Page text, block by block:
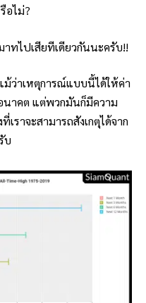
อไม่?
ทไปเสียทีเดียวกันนะครับ!!
ว่าเหตุการณ์แบบนี้ได้ให้ค่า
าคต แต่พวกมันก็มีความ
ราจะสามารถสังเกตุได้จาก
บ